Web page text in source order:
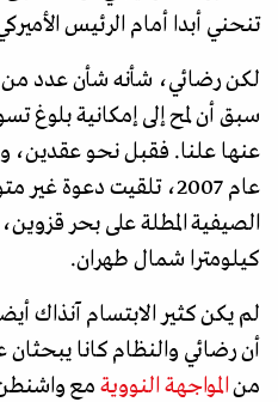
تنحني أبدا أمام الرئيس
لكن رضائي، شأنه شأن عدد من
سبق أن لمح إلى إمكانية بلوغ
عنها علنا. فقبل نحو عقدين،
عام 2007، تلقيت دعوة
كيلومترا شمال طهران.
لم يكن كثير الابتسام آنذاك
أن رضائي والنظام كانا
منالمواجهة النووية مع